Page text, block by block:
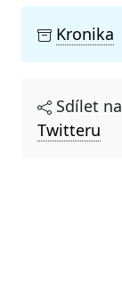
Kronika
Sdílet na
Twitteru